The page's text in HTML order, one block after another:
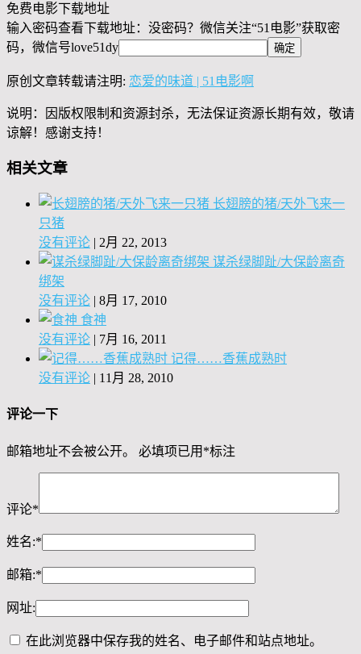
免费电影下载地址
输入密码查看下载地址：没密码？微信关注“51电影”获取密
码，微信号love51dy
原创文章转载请注明: 恋爱的味道 | 51电影啊
说明：因版权限制和资源封杀，无法保证资源长期有效，敬请
谅解！感谢支持！
相关文章
长翅膀的猪/天外飞来一
只猪
没有评论 | 2月 22, 2013
谋杀绿脚趾/大保龄离奇
绑架
没有评论 | 8月 17, 2010
食神
没有评论 | 7月 16, 2011
记得……香蕉成熟时
没有评论 | 11月 28, 2010
评论一下
邮箱地址不会被公开。 必填项已用 *标注
评论*
姓名:*
邮箱:*
网址:
在此浏览器中保存我的姓名、电子邮件和站点地址。